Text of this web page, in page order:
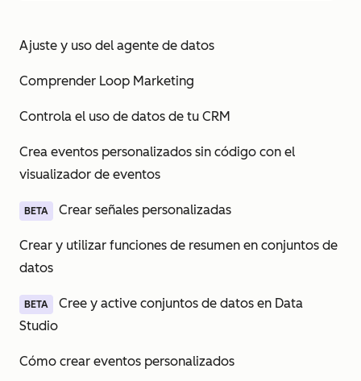
Ajuste y uso del agente de datos
Comprender Loop Marketing
Controla el uso de datos de tu CRM
Crea eventos personalizados sin código con el
visualizador de eventos
BETA Crear señales personalizadas
Crear y utilizar funciones de resumen en conjuntos de
datos
BETA
Cree y active conjuntos de datos en Data
Studio
Cómo crear eventos personalizados